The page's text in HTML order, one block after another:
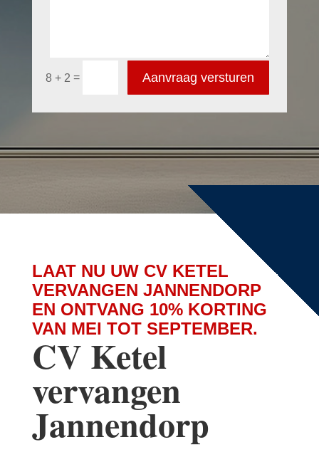
8 + 2 = Aanvraag versturen
LAAT NU UW CV KETEL
VERVANGEN JANNENDORP
EN ONTVANG 10% KORTING
VAN MEI TOT SEPTEMBER.
CV Ketel
vervangen
Jannendorp